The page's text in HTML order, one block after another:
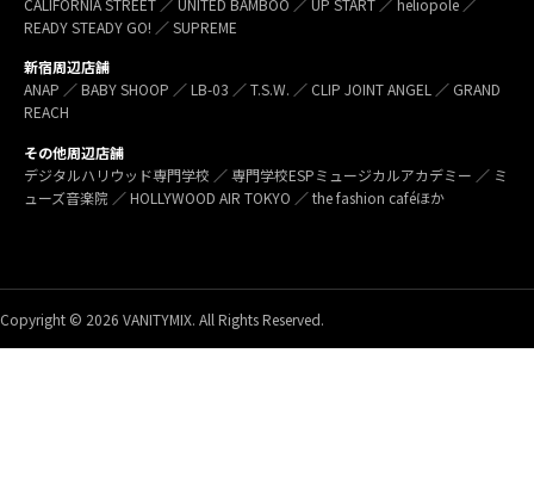
READY STEADY GO! ／ SUPREME
新宿周辺店舗
ANAP ／ BABY SHOOP ／ LB-03 ／ T.S.W. ／ CLIP JOINT ANGEL ／ GRAND
REACH
その他周辺店舗
デジタルハリウッド専門学校 ／ 専門学校ESPミュージカルアカデミー ／ ミ
ューズ音楽院 ／ HOLLYWOOD AIR TOKYO ／ the fashion caféほか
Copyright © 2026 VANITYMIX. All Rights Reserved.